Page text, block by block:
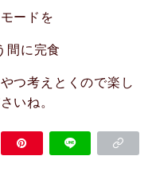
ードを
間に完食
つ考えとくので楽し
いね。